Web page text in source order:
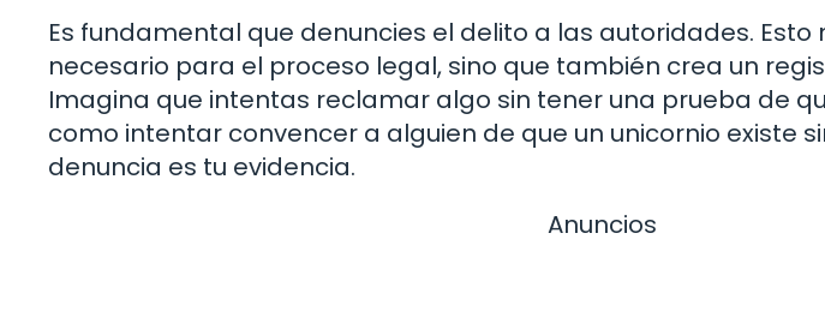
Es fundamental que denuncies el delito a las autoridades. Esto
necesario para el proceso legal, sino que también crea un
Imagina que intentas reclamar algo sin tener una prueba de
como intentar convencer a alguien de que un unicornio existe
denuncia es tu evidencia.
Anuncios